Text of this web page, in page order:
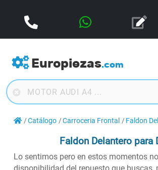
Europiezas.com
Catálogo Carroceria Frontal Faldon
Faldon Delantero para
Lo sentimos pero en estos momentos